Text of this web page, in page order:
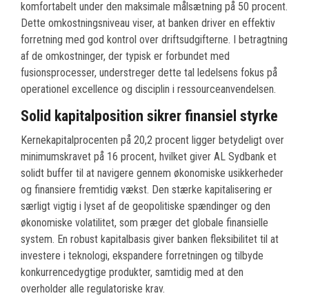
komfortabelt under den maksimale målsætning på 50 procent.
Dette omkostningsniveau viser, at banken driver en effektiv
forretning med god kontrol over driftsudgifterne. I betragtning
af de omkostninger, der typisk er forbundet med
fusionsprocesser, understreger dette tal ledelsens fokus på
operationel excellence og disciplin i ressourceanvendelsen.
Solid kapitalposition sikrer finansiel styrke
Kernekapitalprocenten på 20,2 procent ligger betydeligt over
minimumskravet på 16 procent, hvilket giver AL Sydbank et
solidt buffer til at navigere gennem økonomiske usikkerheder
og finansiere fremtidig vækst. Den stærke kapitalisering er
særligt vigtig i lyset af de geopolitiske spændinger og den
økonomiske volatilitet, som præger det globale finansielle
system. En robust kapitalbasis giver banken fleksibilitet til at
investere i teknologi, ekspandere forretningen og tilbyde
konkurrencedygtige produkter, samtidig med at den
overholder alle regulatoriske krav.